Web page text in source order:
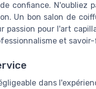
confiance. N'oubliez
Un bon salon de
pour l'art
et
dans